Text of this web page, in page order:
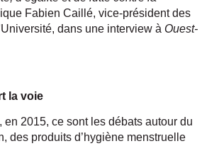
Fabien Caillé, vice-président des
dans une interview à Ouest-
la voie
en 2015, ce sont les débats autour du
des produits d’hygiène menstruelle